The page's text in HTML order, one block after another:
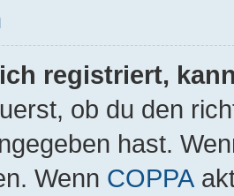
registriert,
ob du den
hast.
Wenn COPPA